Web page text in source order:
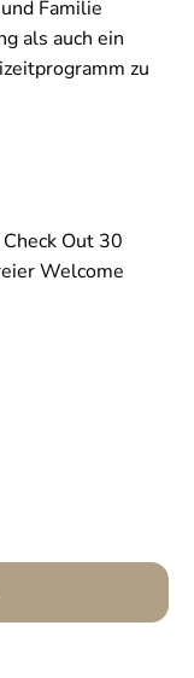
Familie
als auch ein
zu
Out 30
Welcome